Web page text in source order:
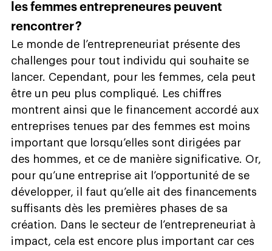
les femmes entrepreneures peuvent
rencontrer ?
Le monde de l’entrepreneuriat présente des
challenges pour tout individu qui souhaite se
lancer. Cependant, pour les femmes, cela peut
être un peu plus compliqué. Les chiffres
montrent ainsi que le financement accordé aux
entreprises tenues par des femmes est moins
important que lorsqu’elles sont dirigées par
des hommes, et ce de manière significative. Or,
pour qu’une entreprise ait l’opportunité de se
développer, il faut qu’elle ait des financements
suffisants dès les premières phases de sa
création. Dans le secteur de l’entrepreneuriat à
impact, cela est encore plus important car ces